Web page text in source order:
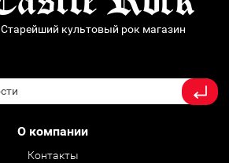
Старейший культовый рок магазин
О компании
Контакты